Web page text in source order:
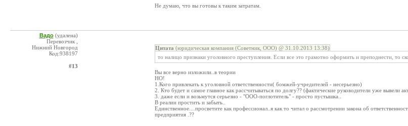
Не думаю, что вы готовы к таким затратам.
Вадо (удалена)
Перевозчик ,
Нижний Новгород
Код:938197
#13
Цитата (юридическая компания (Советник, ООО) @ 31.10.2013 13:38)
то налицо признаки уголовного преступления. Если все это грамотно оформить и преподнести, то
Вы все верно изложили..в теории
НО!
1.Кого привлекать к уголовной ответственности( бомжей-учредителей - несерьезно)
2. Кто будет и самое главное как рассчитываться по долгу?? (фактические руководители уже вывели
3. даже если и возьмутся серьезно - "ООО-поглотитель" - просто пустышка..
В реалии простить и забыть..
Единственное....просветите как профессионал..я как то читал о рассмотрении закона об
предприятия .??